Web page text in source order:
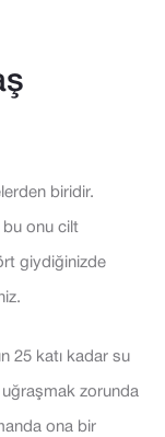
biridir.
bu onu cilt
giydiğinizde
25 katı kadar su
uğraşmak zorunda
ona bir